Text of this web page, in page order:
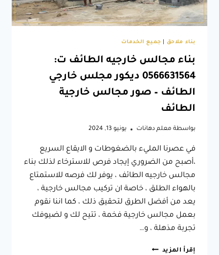
بناء ملاحق جميع الخدمات
بناء مجالس خارجيه الطائف ت:
0566631564 ديكور مجلس خارجي
الطائف – صور مجالس خارجية
الطائف
بواسطة معلم دهانات يونيو 13, 2024
في عصرنا المليء بالضغوطات و الايقاع السريع
،أصبح من الضروري إيجاد فرص للاسترخاء لذلك بناء
مجالس خارجيه الطائف ، يوفر لك فرصه للاستمتاع
بالهواء الطلق ، خاصة ان تركيب مجالس خارجية ،
يعد من أفضل الطرق لتحقيق ذلك ، كما اننا نقوم
بعمل مجالس خارجية فخمة ، تتيح لك و لضيوفك
تجربة مذهلة ، و…
إقرأ المزيد بناء